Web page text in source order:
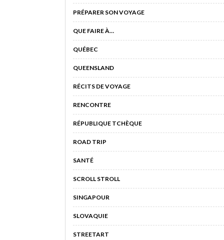
PRÉPARER SON VOYAGE
QUE FAIRE À…
QUÉBEC
QUEENSLAND
RÉCITS DE VOYAGE
RENCONTRE
RÉPUBLIQUE TCHÈQUE
ROAD TRIP
SANTÉ
SCROLL STROLL
SINGAPOUR
SLOVAQUIE
STREETART